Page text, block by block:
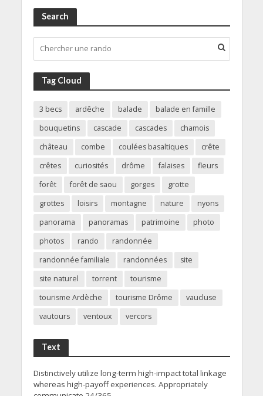
Search
Tag Cloud
3 becs ardêche balade
balade en famille
bouquetins
cascade cascades
chamois
château
combe coulées basaltiques
crête
crêtes
curiosités drôme falaises
fleurs
forêt
forêt de saou gorges
grotte
grottes
loisirs montagne nature
nyons
panorama
panoramas patrimoine
photo
photos
rando
randonnée
randonnée familiale
randonnées
site
site naturel
torrent
tourisme
tourisme Ardèche
tourisme Drôme
vaucluse
vautours
ventoux vercors
Text
Distinctively utilize long-term high-impact total linkage
whereas high-payoff experiences. Appropriately